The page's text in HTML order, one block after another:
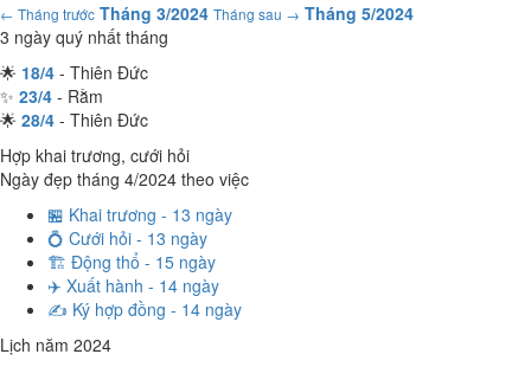
← Tháng trước Tháng 3/2024 Tháng sau → Tháng 5/2024
3 ngày quý nhất tháng
🌟 18/4 - Thiên Đức
✨ 23/4 - Rằm
🌟 28/4 - Thiên Đức
Hợp khai trương, cưới hỏi
Ngày đẹp tháng 4/2024 theo việc
🏪 Khai trương - 13 ngày
💍 Cưới hỏi - 13 ngày
🏗️ Động thổ - 15 ngày
✈️ Xuất hành - 14 ngày
✍️ Ký hợp đồng - 14 ngày
Lịch năm 2024